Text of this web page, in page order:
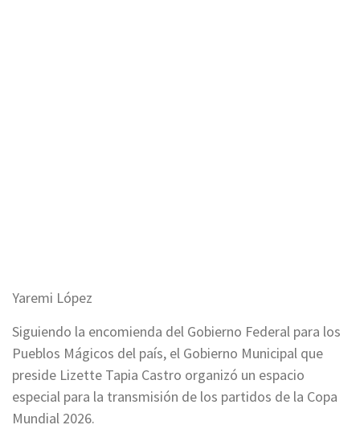
Yaremi López
Siguiendo la encomienda del Gobierno Federal para los
Pueblos Mágicos del país, el Gobierno Municipal que
preside Lizette Tapia Castro organizó un espacio
especial para la transmisión de los partidos de la Copa
Mundial 2026.